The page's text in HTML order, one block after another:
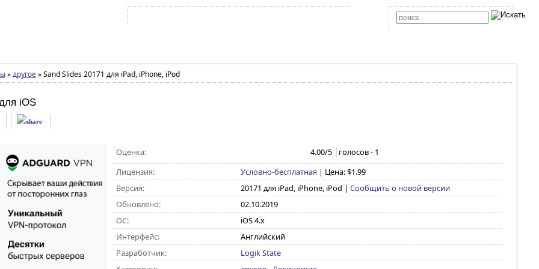
» другое »Sand Slides 20171 для iPad, iPhone, iPod
iOS
Оценка: 4.00/5 голосов - 1
Лицензия:
Условно-бесплатная | Цена: $1.99
Версия:
20171 для iPad, iPhone, iPod | Сообщить о новой версии
Обновлено:
02.10.2019
ОС:
iOS 4.x
Интерфейс:
Английский
Разработчик:
Logik State